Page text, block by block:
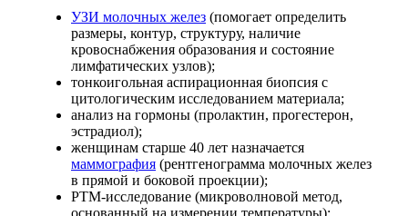
УЗИ молочных желез (помогает определить
размеры, контур, структуру, наличие
кровоснабжения образования и состояние
лимфатических узлов);
тонкоигольная аспирационная биопсия с
цитологическим исследованием материала;
анализ на гормоны (пролактин, прогестерон,
эстрадиол);
женщинам старше 40 лет назначается
маммография (рентгенограмма молочных желез
в прямой и боковой проекции);
РТМ-исследование (микроволновой метод,
основанный на измерении температуры);